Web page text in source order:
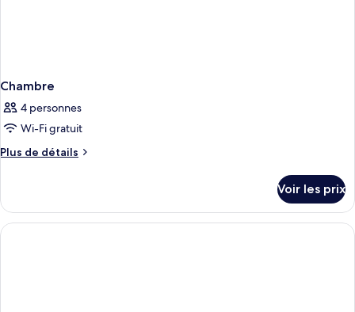
Chambre
4 personnes
Wi-Fi gratuit
Plus de détails
Plus
le
type
de
Voir les prix